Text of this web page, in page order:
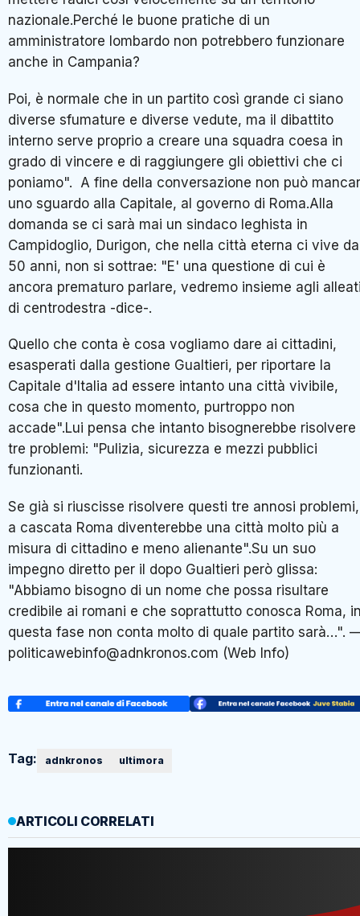
nazionale.Perché le buone pratiche di un
amministratore lombardo non potrebbero funzionare
anche in Campania?
Poi, è normale che in un partito così grande ci siano
diverse sfumature e diverse vedute, ma il dibattito
interno serve proprio a creare una squadra coesa in
grado di vincere e di raggiungere gli obiettivi che ci
poniamo". A fine della conversazione non può
uno sguardo alla Capitale, al governo di Roma.Alla
domanda se ci sarà mai un sindaco leghista in
Campidoglio, Durigon, che nella città eterna ci vive da
50 anni, non si sottrae: "E' una questione di cui è
ancora prematuro parlare, vedremo insieme agli
di centrodestra -dice-.
Quello che conta è cosa vogliamo dare ai cittadini,
esasperati dalla gestione Gualtieri, per riportare la
Capitale d'Italia ad essere intanto una città vivibile,
cosa che in questo momento, purtroppo non
accade".Lui pensa che intanto bisognerebbe risolvere
tre problemi: "Pulizia, sicurezza e mezzi pubblici
funzionanti.
Se già si riuscisse risolvere questi tre annosi problemi,
a cascata Roma diventerebbe una città molto più a
misura di cittadino e meno alienante".Su un suo
impegno diretto per il dopo Gualtieri però glissa:
"Abbiamo bisogno di un nome che possa risultare
credibile ai romani e che soprattutto conosca Roma,
questa fase non conta molto di quale partito sarà…".
politicawebinfo@adnkronos.com (Web Info)
Tag: adnkronos ultimora
ARTICOLI CORRELATI